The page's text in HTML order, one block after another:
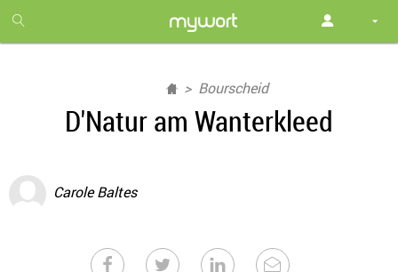
month
free
Bourscheid
D'Natur am Wanterkleed
Carole Baltes